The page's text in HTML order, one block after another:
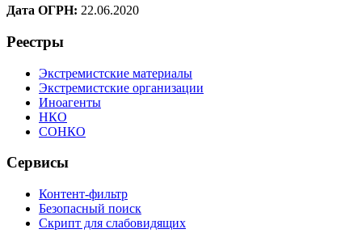
Дата ОГРН: 22.06.2020
Реестры
Экстремистские материалы
Экстремистские организации
Иноагенты
НКО
СОНКО
Сервисы
Контент-фильтр
Безопасный поиск
Скрипт для слабовидящих